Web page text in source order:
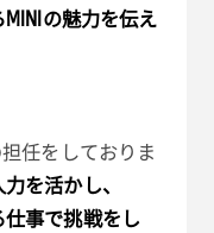
の魅力を伝え
任をしておりま
を活かし、
事で挑戦をし